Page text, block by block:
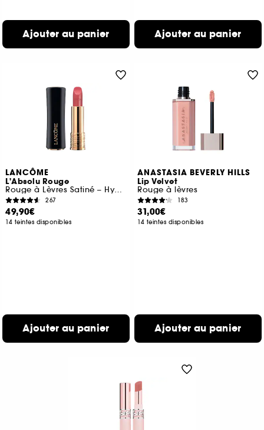
Ajouter au panier Ajouter au panier
LANCÔME
L'Absolu Rouge
Rouge à Lèvres Satiné – Hydratation & Confort Longue Tenue
267
49,90€
14 teintes disponibles
Ajouter au panier
ANASTASIA BEVERLY HILLS
Lip Velvet
Rouge à lèvres
183
31,00€
14 teintes disponibles
Ajouter au panier